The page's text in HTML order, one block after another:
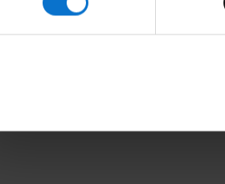
5 Julio, 2019